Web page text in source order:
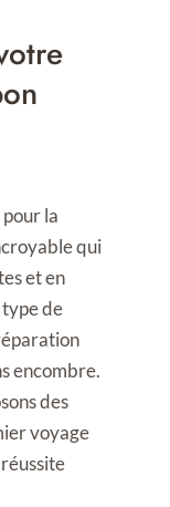
la
qui
et en
de
encombre.
des
voyage